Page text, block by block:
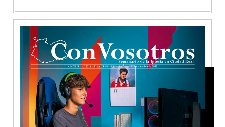
AVISO USO DE COOKIES
Este portal web únicamente utiliza cookies propias
con finalidad técnica, no recaba ni cede datos de
carácter personal de los usuarios sin su
conocimiento.